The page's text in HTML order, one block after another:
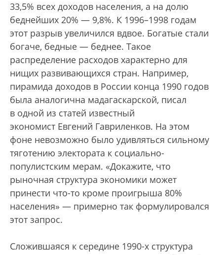
33,5% всех доходов населения, а на долю
беднейших 20% — 9,8%. К 1996–1998 годам
этот разрыв увеличился вдвое. Богатые стали
богаче, бедные — беднее. Такое
распределение расходов характерно для
нищих развивающихся стран. Например,
пирамида доходов в России конца 1990 годов
была аналогична мадагаскарской, писал
в одной из статей известный
экономист Евгений Гавриленков. На этом
фоне невозможно было удивляться сильному
тяготению электората к социально-
популистским мерам. «Докажите, что
рыночная структура экономики может
принести что-то кроме проигрыша 80%
населения» — примерно так формулировался
этот запрос.
Сложившаяся к середине 1990-х структура